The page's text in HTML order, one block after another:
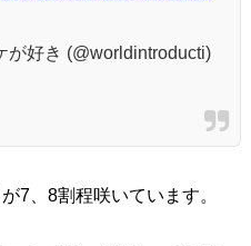
好き (@worldintroducti)
7、8割程咲いています。